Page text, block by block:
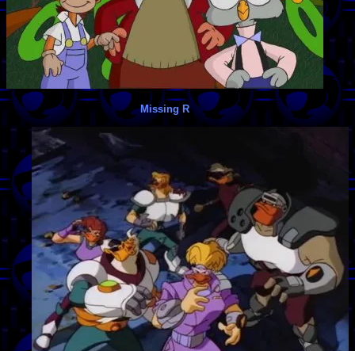
Missing R